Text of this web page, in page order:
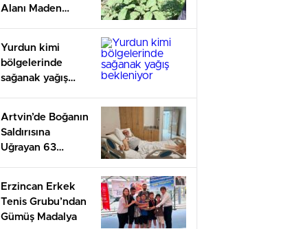
Alanı Maden
Yurdun kimi
bölgelerinde
sağanak yağış
Artvin’de Boğanın
Saldırısına
Uğrayan 63
Erzincan Erkek
Tenis Grubu’ndan
Gümüş Madalya